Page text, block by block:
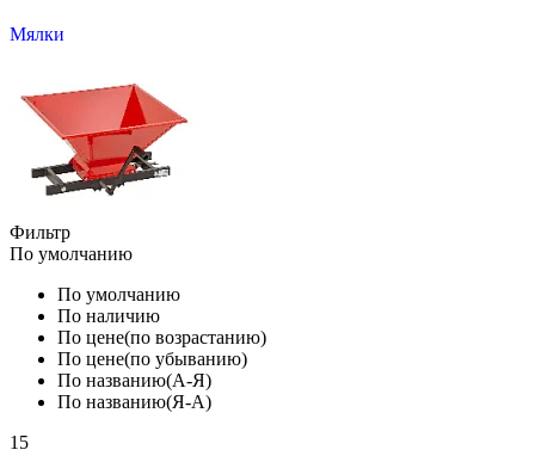
Мялки
Фильтр
По умолчанию
По умолчанию
По наличию
По цене(по возрастанию)
По цене(по убыванию)
По названию(А-Я)
По названию(Я-А)
15